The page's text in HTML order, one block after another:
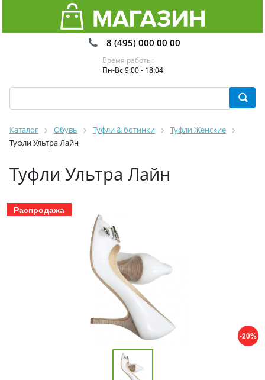
8 (495) 000 00 00
Время работы:
Пн-Вс 9:00 - 18:04
Каталог Обувь Туфли & ботинки
Туфли Женские
Туфли Ультра Лайн
Туфли Ультра Лайн
Распродажа
-20%